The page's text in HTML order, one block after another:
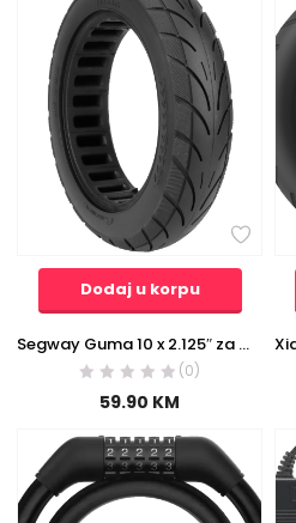
Dodaj u korpu
Segway Guma 10 x 2.125″ za Segway el. romobil F20/F25/F30/F40 – Tire 10×2.125″ F20/F25/F30/F40
(0)
59.90 KM